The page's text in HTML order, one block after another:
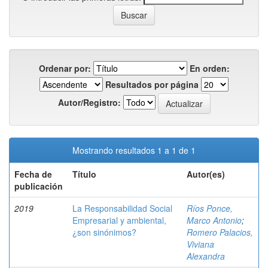
Ordenar por:
En orden:
Resultados por página
Autor/Registro:
Mostrando resultados 1 a 1 de 1
Fecha de
publicación
Título Autor(es)
2019
La Responsabilidad Social
Empresarial y ambiental,
¿son sinónimos?
Ríos Ponce,
Marco Antonio;
Romero Palacios,
Viviana
Alexandra